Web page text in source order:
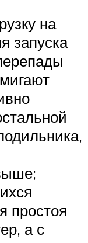
на
запуска
простоя
а с